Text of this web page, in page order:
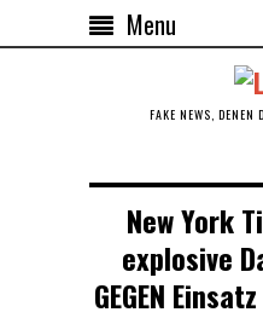
Menu
FAKE NEWS, DENEN
New York
explosive
GEGEN